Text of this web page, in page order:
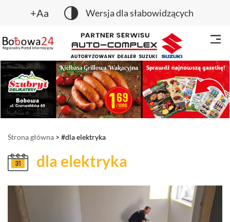
+Aa Wersja dla słabowidzących
Strona główna > #dla elektryka
dla elektryka